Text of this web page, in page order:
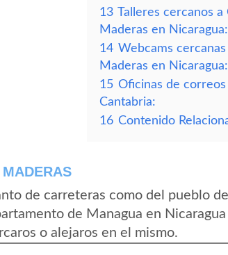
13 Talleres cercanos a
Maderas en Nicaragua:
14 Webcams cercanas
Maderas en Nicaragua:
15 Oficinas de
Cantabria:
16 Contenido
de carreteras como del pueblo
de Managua en
o alejaros en el mismo.